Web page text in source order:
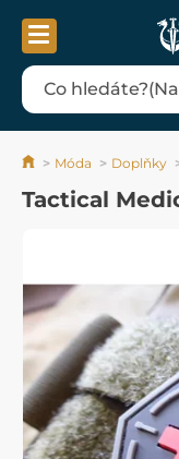
Móda Doplňky
Tactical